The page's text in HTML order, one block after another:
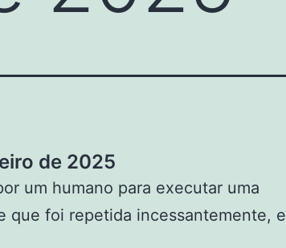
de 2025
um humano para executar uma
que foi repetida incessantemente, e